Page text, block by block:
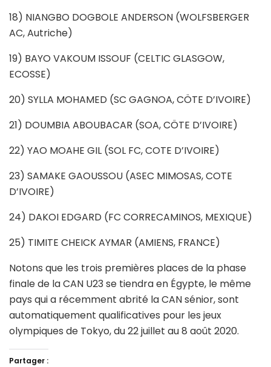
18) NIANGBO DOGBOLE ANDERSON (WOLFSBERGER
AC, Autriche)
19) BAYO VAKOUM ISSOUF (CELTIC GLASGOW,
ECOSSE)
20) SYLLA MOHAMED (SC GAGNOA, CÖTE D’IVOIRE)
21) DOUMBIA ABOUBACAR (SOA, CÖTE D’IVOIRE)
22) YAO MOAHE GIL (SOL FC, COTE D’IVOIRE)
23) SAMAKE GAOUSSOU (ASEC MIMOSAS, COTE
D’IVOIRE)
24) DAKOI EDGARD (FC CORRECAMINOS, MEXIQUE)
25) TIMITE CHEICK AYMAR (AMIENS, FRANCE)
Notons que les trois premières places de la phase
finale de la CAN U23 se tiendra en Égypte, le même
pays qui a récemment abrité la CAN sénior, sont
automatiquement qualificatives pour les jeux
olympiques de Tokyo, du 22 juillet au 8 août 2020.
Partager :